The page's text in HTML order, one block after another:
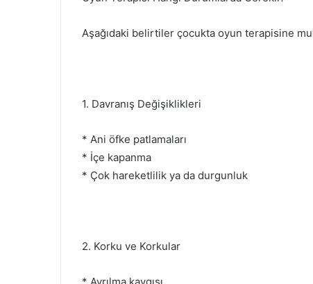
Aşağıdaki belirtiler çocukta oyun terapisine
1. Davranış Değişiklikleri
* Ani öfke patlamaları
* İçe kapanma
* Çok hareketlilik ya da durgunluk
2. Korku ve Korkular